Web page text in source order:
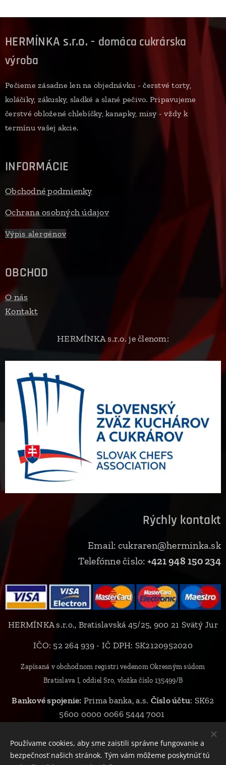
HERMÍNKA s.r.o. - domáca cukrárska
výroba
Pečieme zásadne len na objednávku - čerstvé torty,
koláčiky, zákusky, sladké a slané pečivo. Pripavujeme
čerstvé obložené chlebíčky, kanapky, misy - vždy k
termínu vašej akcie.
INFORMÁCIE
Obchodné podmienky
Ochrana osobných údajov
Výpis alergénov
OBCHOD
O nás
Kontakt
HERMÍNKA s.r.o. je členom:
Rýchly kontakt
Email: cukraren@herminka.sk
Telefónne číslo: +421 948 150 234
HERMÍNKA s.r.o., Bratislavská 45/25, 900 21 Svätý Jur
IČO: 52 264 939 - IČ DPH: SK2120952020
Zapísaná v obchodnom registri vedenom Okresným súdom
Bratislava I, oddiel Sro, vložka číslo 135499/B
Bankové spojenie: Prima banka, a.s. Číslo účtu: SK62
5600 0000 0066 5444 7001
© 2019 HERMÍNKA s.r.o., všetky práva vyhradené Cookies
Používame cookies, aby sme zaistili správne fungovanie a
bezpečnosť našich stránok. Tým vám môžeme poskytnúť tú